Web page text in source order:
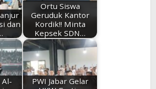
dan
Ortu Siswa
Geruduk Kantor
Kordik!! Minta
Kepsek SDN…
Al-
PWI Jabar Gelar